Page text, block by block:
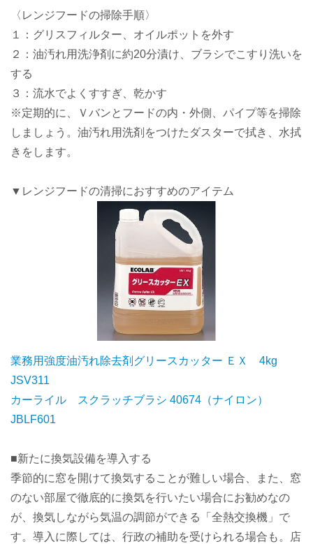
〈レンジフードの掃除手順〉
１：グリスフィルター、オイルポットを外す
２：油汚れ用洗浄剤に約20分漬け、ブラシでこすり洗いを
する
３：流水でよくすすぎ、乾かす
※定期的に、Ｖバンとフードの内・外側、パイプ等を掃除
しましょう。油汚れ用洗剤をつけたダスターで拭き、水拭
きをします。
▼レンジフードの清掃におすすめのアイテム
業務用強度油汚れ除去剤グリースカッター ＥＸ 4kg
JSV311
カーライル スクラッチブラシ 40674（ナイロン）
JBLF601
■新たに換気設備を導入する
季節的に窓を開けて換気することが難しい場合、また、窓
のない部屋で徹底的に換気を行いたい場合にお勧めなの
が、換気しながら気温の調節ができる「全熱交換機」で
す。導入に際しては、行政の補助を受けられる場合も。店